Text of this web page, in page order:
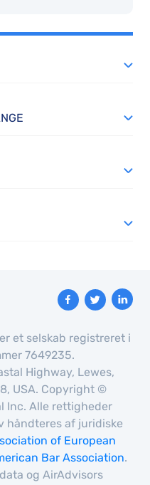
et selskab registreret i
7649235.
Highway, Lewes,
USA. Copyright ©
Inc. Alle rettigheder
håndteres af juridiske
of European
Bar Association.
og AirAdvisors